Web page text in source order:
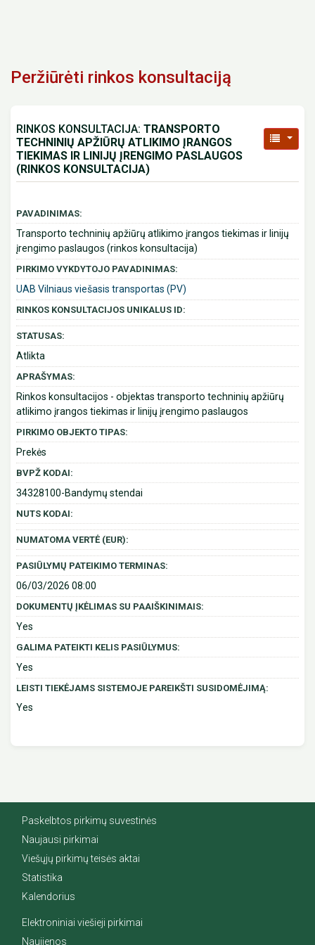
Peržiūrėti rinkos konsultaciją
RINKOS KONSULTACIJA: TRANSPORTO
TECHNINIŲ APŽIŪRŲ ATLIKIMO ĮRANGOS
TIEKIMAS IR LINIJŲ ĮRENGIMO PASLAUGOS
(RINKOS KONSULTACIJA)
PAVADINIMAS:
Transporto techninių apžiūrų atlikimo įrangos tiekimas ir linijų
įrengimo paslaugos (rinkos konsultacija)
PIRKIMO VYKDYTOJO PAVADINIMAS:
UAB Vilniaus viešasis transportas (PV)
RINKOS KONSULTACIJOS UNIKALUS ID:
STATUSAS:
Atlikta
APRAŠYMAS:
Rinkos konsultacijos - objektas transporto techninių apžiūrų
atlikimo įrangos tiekimas ir linijų įrengimo paslaugos
PIRKIMO OBJEKTO TIPAS:
Prekės
BVPŽ KODAI:
34328100-Bandymų stendai
NUTS KODAI:
NUMATOMA VERTĖ (EUR):
PASIŪLYMŲ PATEIKIMO TERMINAS:
06/03/2026 08:00
DOKUMENTŲ ĮKĖLIMAS SU PAAIŠKINIMAIS:
Yes
GALIMA PATEIKTI KELIS PASIŪLYMUS:
Yes
LEISTI TIEKĖJAMS SISTEMOJE PAREIKŠTI SUSIDOMĖJIMĄ:
Yes
Paskelbtos pirkimų suvestinės
Naujausi pirkimai
Viešųjų pirkimų teisės aktai
Statistika
Kalendorius
Elektroniniai viešieji pirkimai
Naujienos